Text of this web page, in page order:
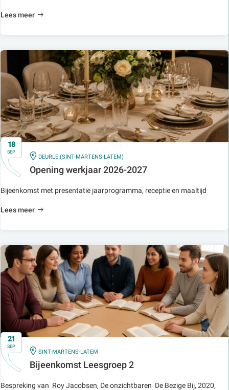
Lees meer
18
SEP
IN
DEURLE (SINT-MARTENS-LATEM)
Opening werkjaar 2026-2027
Bijeenkomst met presentatie jaarprogramma, receptie en maaltijd
Lees meer
21
SEP
IN
SINT-MARTENS-LATEM
Bijeenkomst Leesgroep 2
Bespreking van Roy Jacobsen, De onzichtbaren De Bezige Bij, 2020,